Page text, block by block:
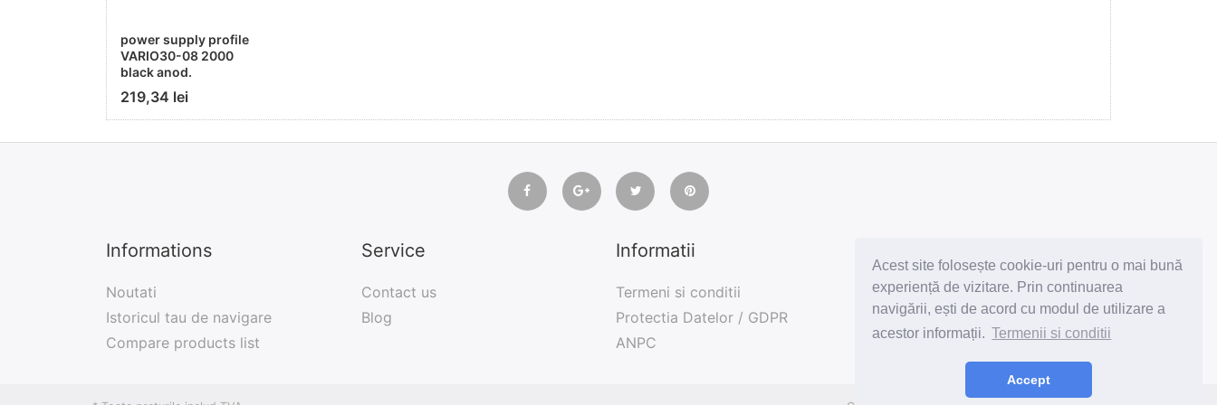
Acest site folosește cookie-uri pentru o mai bună
experiență de vizitare. Prin continuarea
navigării, ești de acord cu modul de utilizare a
acestor informații. Termenii si conditii
Accept
power supply profile
VARIO30-08 2000
black anod.
219,34 lei
Informations
Noutati
Istoricul tau de navigare
Compare products list
Service
Contact us
Blog
Informatii
Termeni si conditii
Protectia Datelor / GDPR
ANPC
Subscribe Unsubscribe